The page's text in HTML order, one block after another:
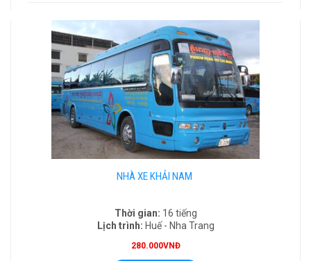
NHÀ XE KHẢI NAM
Thời gian: 16 tiếng
Lịch trình: Huế - Nha Trang
280.000VNĐ